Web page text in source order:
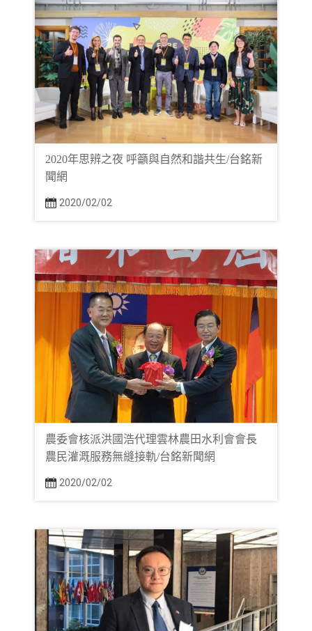
2020年思辨之夜 呼籲與自然和諧共生/台銘新
聞網
2020/02/02
農委會核派洪國浩代理雲林農田水利會會長
農民灌溉服務無縫接軌/台銘新聞網
2020/02/02